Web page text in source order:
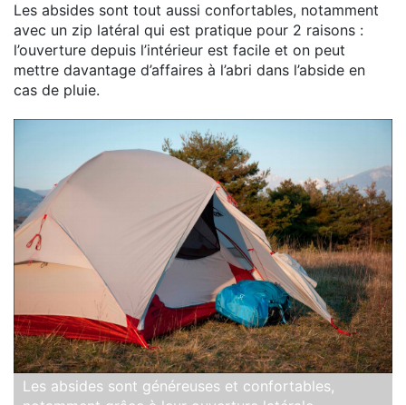
Les absides sont tout aussi confortables, notamment
avec un zip latéral qui est pratique pour 2 raisons :
l’ouverture depuis l’intérieur est facile et on peut
mettre davantage d’affaires à l’abri dans l’abside en
cas de pluie.
Les absides sont généreuses et confortables,